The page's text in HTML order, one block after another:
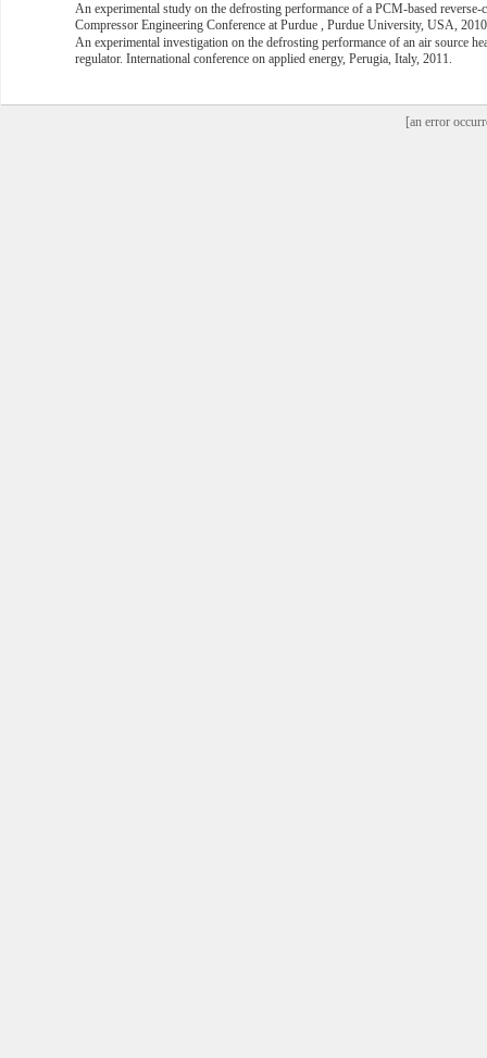
An experimental study on the defrosting performance of a PCM-based
Compressor Engineering Conference at Purdue , Purdue University, USA,
An experimental investigation on the defrosting performance of an air source
regulator. International conference on applied energy, Perugia, Italy, 2011.
[an error